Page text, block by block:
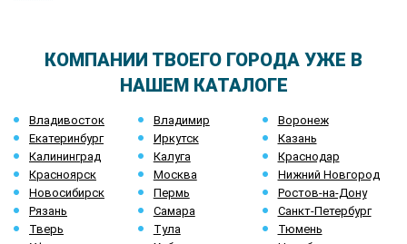
КОМПАНИИ ТВОЕГО ГОРОДА УЖЕ В
НАШЕМ КАТАЛОГЕ
Владивосток Владимир
Воронеж
Екатеринбург
Иркутск
Казань
Калининград
Калуга
Краснодар
Красноярск
Москва
Нижний Новгород
Новосибирск
Пермь
Ростов-на-Дону
Рязань
Самара
Санкт-Петербург
Тверь
Тула
Тюмень